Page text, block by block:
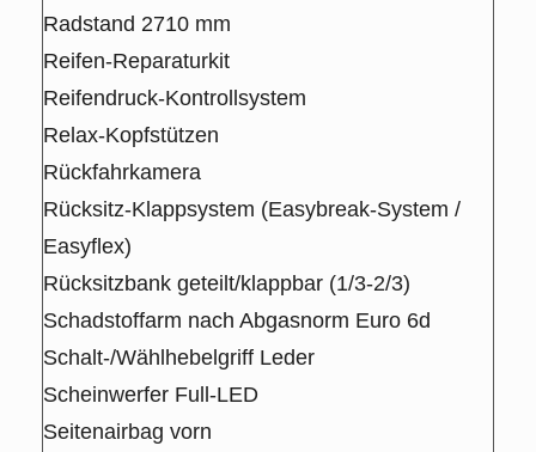
Radstand 2710 mm
Reifen-Reparaturkit
Reifendruck-Kontrollsystem
Relax-Kopfstützen
Rückfahrkamera
Rücksitz-Klappsystem (Easybreak-System /
Easyflex)
Rücksitzbank geteilt/klappbar (1/3-2/3)
Schadstoffarm nach Abgasnorm Euro 6d
Schalt-/Wählhebelgriff Leder
Scheinwerfer Full-LED
Seitenairbag vorn